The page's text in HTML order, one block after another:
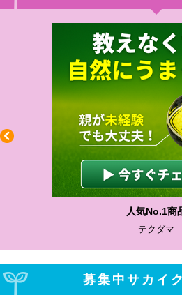
人気No.1商品
テクダマ
募集中サカイ